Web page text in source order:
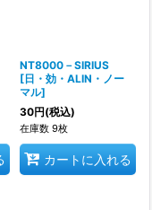
NT8000－SIRIUS
[日・効・ALIN・ノー
マル]
30円(税込)
在庫数 9枚
カートに入れる